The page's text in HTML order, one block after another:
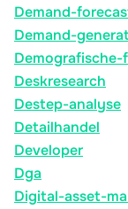
Demand-
Demand-
Deskresearch
Destep-analyse
Detailhandel
Developer
Dga
Digital-asset-